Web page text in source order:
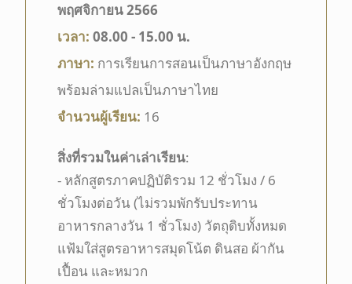
พฤศจิกายน 2566
เวลา: 08.00 - 15.00 น.
ภาษา: การเรียนการสอนเป็นภาษาอังกฤษ
พร้อมล่ามแปลเป็นภาษาไทย
จำนวนผู้เรียน: 16
สิ่งที่รวมในค่าเล่าเรียน:
- หลักสูตรภาคปฏิบัติรวม 12 ชั่วโมง / 6
ชั่วโมงต่อวัน (ไม่รวมพักรับประทาน
อาหารกลางวัน 1 ชั่วโมง) วัตถุดิบทั้งหมด
แฟ้มใส่สูตรอาหารสมุดโน้ต ดินสอ ผ้ากัน
เปื้อน และหมวก